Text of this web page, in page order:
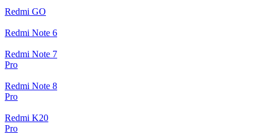
Redmi GO
Redmi Note 6
Redmi Note 7
Pro
Redmi Note 8
Pro
Redmi K20
Pro